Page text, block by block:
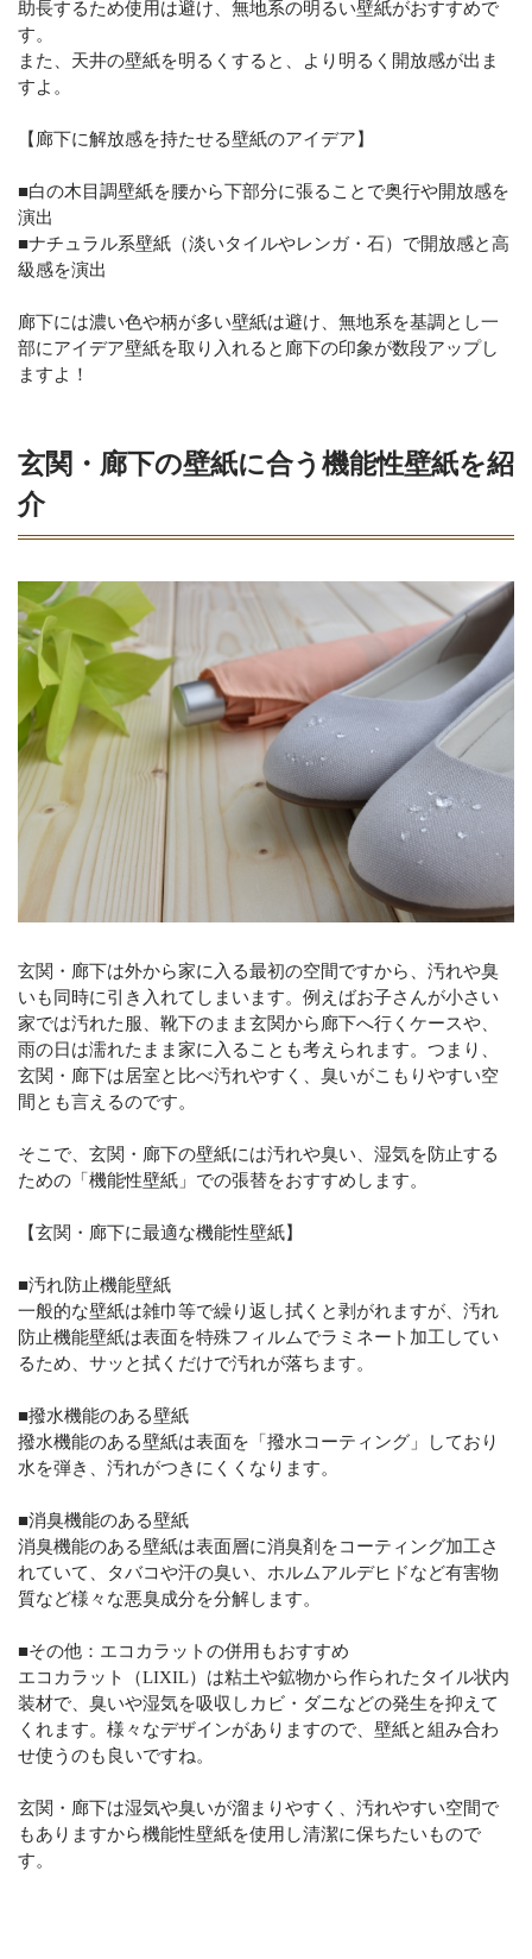
助長するため使用は避け、無地系の明るい壁紙がおすすめで
す。
また、天井の壁紙を明るくすると、より明るく開放感が出ま
すよ。
【廊下に解放感を持たせる壁紙のアイデア】
■白の木目調壁紙を腰から下部分に張ることで奥行や開放感を
演出
■ナチュラル系壁紙（淡いタイルやレンガ・石）で開放感と高
級感を演出
廊下には濃い色や柄が多い壁紙は避け、無地系を基調とし一
部にアイデア壁紙を取り入れると廊下の印象が数段アップし
ますよ！
玄関・廊下の壁紙に合う機能性壁紙を紹
介
玄関・廊下は外から家に入る最初の空間ですから、汚れや臭
いも同時に引き入れてしまいます。例えばお子さんが小さい
家では汚れた服、靴下のまま玄関から廊下へ行くケースや、
雨の日は濡れたまま家に入ることも考えられます。つまり、
玄関・廊下は居室と比べ汚れやすく、臭いがこもりやすい空
間とも言えるのです。
そこで、玄関・廊下の壁紙には汚れや臭い、湿気を防止する
ための「機能性壁紙」での張替をおすすめします。
【玄関・廊下に最適な機能性壁紙】
■汚れ防止機能壁紙
一般的な壁紙は雑巾等で繰り返し拭くと剥がれますが、汚れ
防止機能壁紙は表面を特殊フィルムでラミネート加工してい
るため、サッと拭くだけで汚れが落ちます。
■撥水機能のある壁紙
撥水機能のある壁紙は表面を「撥水コーティング」しており
水を弾き、汚れがつきにくくなります。
■消臭機能のある壁紙
消臭機能のある壁紙は表面層に消臭剤をコーティング加工さ
れていて、タバコや汗の臭い、ホルムアルデヒドなど有害物
質など様々な悪臭成分を分解します。
■その他：エコカラットの併用もおすすめ
エコカラット（LIXIL）は粘土や鉱物から作られたタイル状内
装材で、臭いや湿気を吸収しカビ・ダニなどの発生を抑えて
くれます。様々なデザインがありますので、壁紙と組み合わ
せ使うのも良いですね。
玄関・廊下は湿気や臭いが溜まりやすく、汚れやすい空間で
もありますから機能性壁紙を使用し清潔に保ちたいもので
す。